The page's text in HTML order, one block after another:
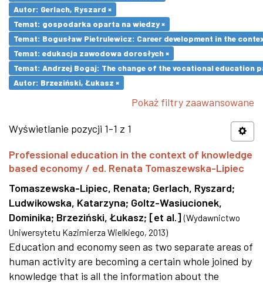
Autor: Gerlach, Ryszard ×
Temat: gospodarka oparta na wiedzy ×
Temat: Bogusław Pietrulewicz: Career development in the
Temat: edukacja zawodowa dorosłych ×
Temat: Andrzej Bogaj: The change of the vocational education
Autor: Brzeziński, Łukasz ×
Pokaż filtry zaawansowane
Wyświetlanie pozycji 1-1 z 1
Professional education in the context of knowledge
based economy / ed. Renata Tomaszewska-Lipiec
Tomaszewska-Lipiec, Renata; Gerlach, Ryszard;
Ludwikowska, Katarzyna; Goltz-Wasiucionek,
Dominika; Brzeziński, Łukasz; [et al.] (Wydawnictwo
Uniwersytetu Kazimierza Wielkiego, 2013)
Education and economy seen as two separate areas of
human activity are becoming a certain whole joined by
knowledge that is all the information about the